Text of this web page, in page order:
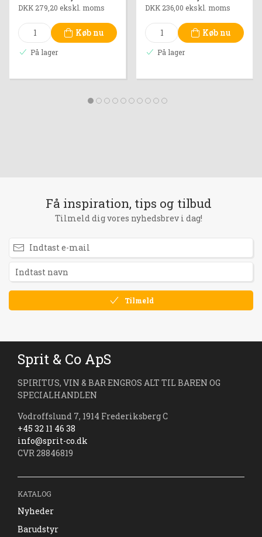
DKK 279,20 ekskl. moms
Køb nu
På lager
DKK 236,00 ekskl. moms
Køb nu
På lager
Få inspiration, tips og tilbud
Tilmeld dig vores nyhedsbrev i dag!
Tilmeld
Sprit & Co ApS
SPIRITUS, VIN & BAR ENGROS ALT TIL BAREN OG
SPECIALHANDLEN
Vodroffslund 7, 1914 Frederiksberg C
+45 32 11 46 38
info@sprit-co.dk
CVR 28846819
KATALOG
Nyheder
Barudstyr